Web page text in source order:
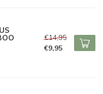
€14,95
€9,95